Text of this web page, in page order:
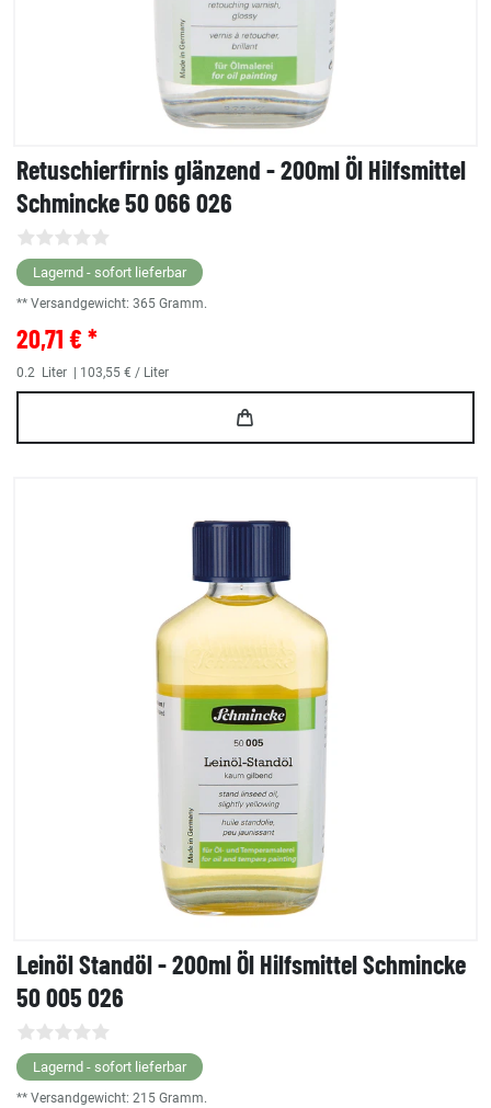
Retuschierfirnis glänzend - 200ml Öl Hilfsmittel
Schmincke 50 066 026
Lagernd - sofort lieferbar
** Versandgewicht: 365 Gramm.
20,71 € *
0.2 Liter | 103,55 € / Liter
Leinöl Standöl - 200ml Öl Hilfsmittel Schmincke
50 005 026
Lagernd - sofort lieferbar
** Versandgewicht: 215 Gramm.